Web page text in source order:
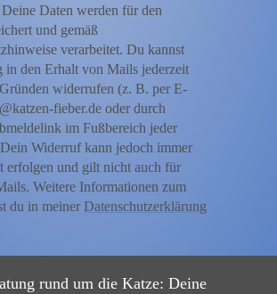
Daten werden für den
und gemäß
verarbeitet. Du kannst
den Erhalt von Mails jederzeit
widerrufen (z. B. per E-
fieber.de oder durch
im Fußbereich jeder
Widerruf kann jedoch immer
erfolgen und gilt nicht auch für
Weitere Informationen zum
du in meinerDatenschutzerklärung
rund um die Katze: Deine